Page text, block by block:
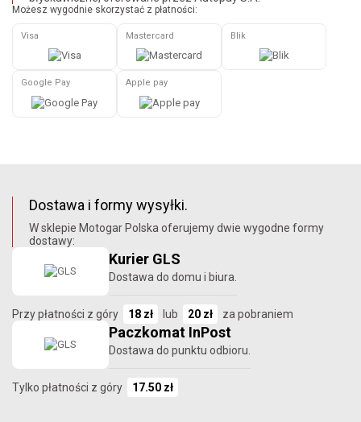
Możesz wygodnie skorzystać z płatności:
Visa Mastercard Blik
Google Pay Apple pay
Dostawa i formy wysyłki.
W sklepie Motogar Polska oferujemy dwie wygodne formy
dostawy:
Kurier GLS
Dostawa do domu i biura.
Przy płatności z góry 18 zł lub 20 zł za pobraniem
Paczkomat InPost
Dostawa do punktu odbioru.
Tylko płatności z góry 17.50 zł